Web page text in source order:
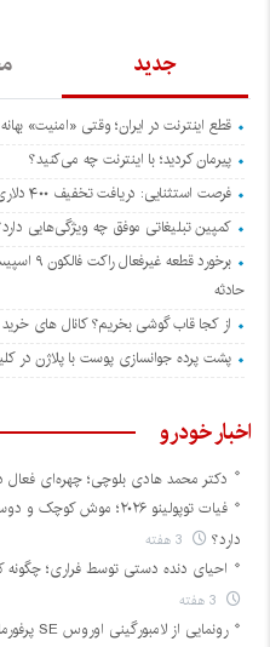
جدید
قطع اینترنت در ایران؛ وقتی «امنیت»
پیرمان کردید؛ با اینترنت چه می‌کنید؟
فرصت استثنایی: دریافت تخفیف ۴۰۰ دلاری بلیط کنفرانس تک‌کرانچ دیسراپت ۲۰۲۶
کمپین تبلیغاتی موفق چه ویژگی‌هایی
برخورد
حادثه
از کجا قاب گوشی بخریم؟ کانال های خرید
پشت پرده جوانسازی پوست با پلاژن در
اخبار خودرو
دکتر محمد هادی بلوچی؛ چهره‌ای فعال
دارد؟
احیای دنده دستی توسط فراری؛ چگونه